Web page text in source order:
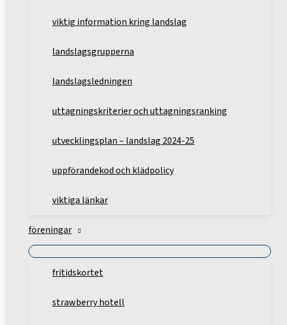
viktig information kring landslag
landslagsgrupperna
landslagsledningen
uttagningskriterier och uttagningsranking
utvecklingsplan – landslag 2024-25
uppförandekod och klädpolicy
viktiga länkar
föreningar
fritidskortet
strawberry hotell